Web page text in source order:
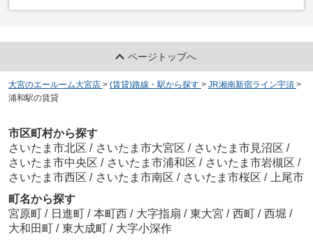
ページトップへ
大宮のエールーム大宮店 > (賃貸)路線・駅から探す > JR湘南新宿ライン宇須 >
浦和駅の賃貸
市区町村から探す
さいたま市北区 / さいたま市大宮区 / さいたま市見沼区 /
さいたま市中央区 / さいたま市浦和区 / さいたま市岩槻区 /
さいたま市西区 / さいたま市南区 / さいたま市桜区 /
上尾市
町名から探す
宮原町 / 日進町 / 本町西 / 大字指扇 / 東大宮 / 西町 / 西堀 /
大和田町 / 東大成町 / 大字小深作